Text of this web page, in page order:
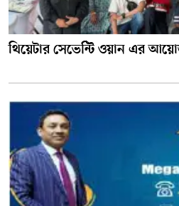
থিয়েটার সেভেন্টি ওয়ান এর